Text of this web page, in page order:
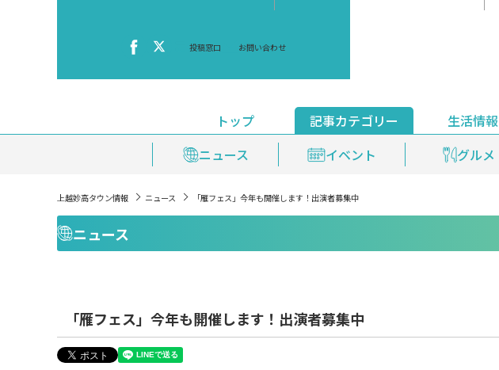
投稿窓口 お問い合わせ
トップ
記事カテゴリー
ニュース
イベント グルメ
生活情報
おくやみ情報
安全安心情報
ライブ配信
上越妙高タウン情報 ニュース 「雁フェス」今年も開催します！出演者募集中
ニュース
「雁フェス」今年も開催します！出演者募集中